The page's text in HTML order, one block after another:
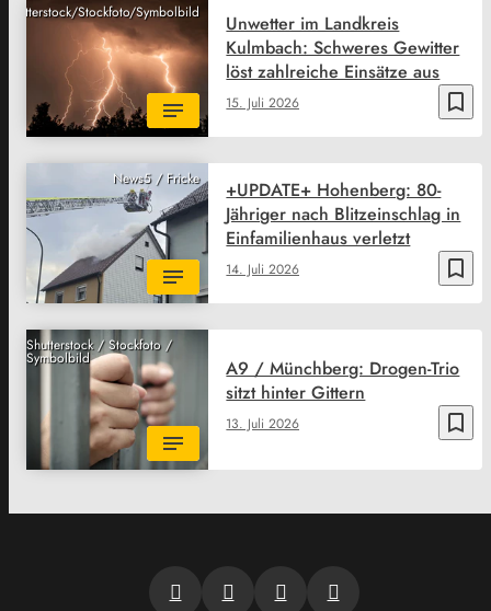
Shutterstock/Stockfoto/Symbolbild
bookmark_border
15. Juli 2026
Unwetter im Landkreis
Kulmbach: Schweres Gewitter
löst zahlreiche Einsätze aus
News5 / Fricke
bookmark_border
14. Juli 2026
+UPDATE+ Hohenberg: 80-
Jähriger nach Blitzeinschlag in
Einfamilienhaus verletzt
Shutterstock / Stockfoto /
Symbolbild
bookmark_border
13. Juli 2026
A9 / Münchberg: Drogen-Trio
sitzt hinter Gittern